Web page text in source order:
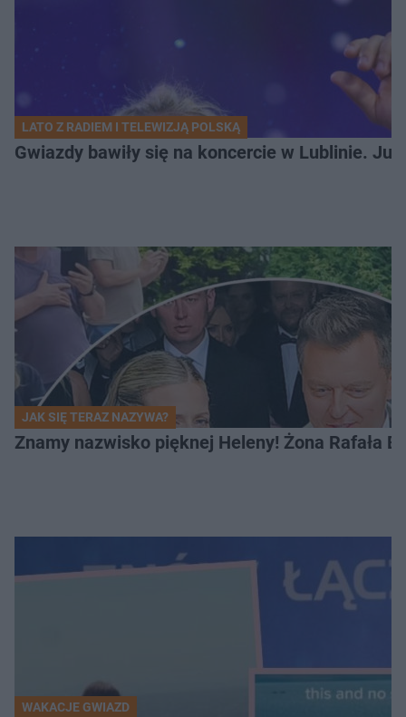
LATO Z RADIEM I TELEWIZJĄ POLSKĄ
Gwiazdy bawiły się na koncercie w Lublinie.
JAK SIĘ TERAZ NAZYWA?
Znamy nazwisko pięknej Heleny! Żona Rafała
WAKACJE GWIAZD